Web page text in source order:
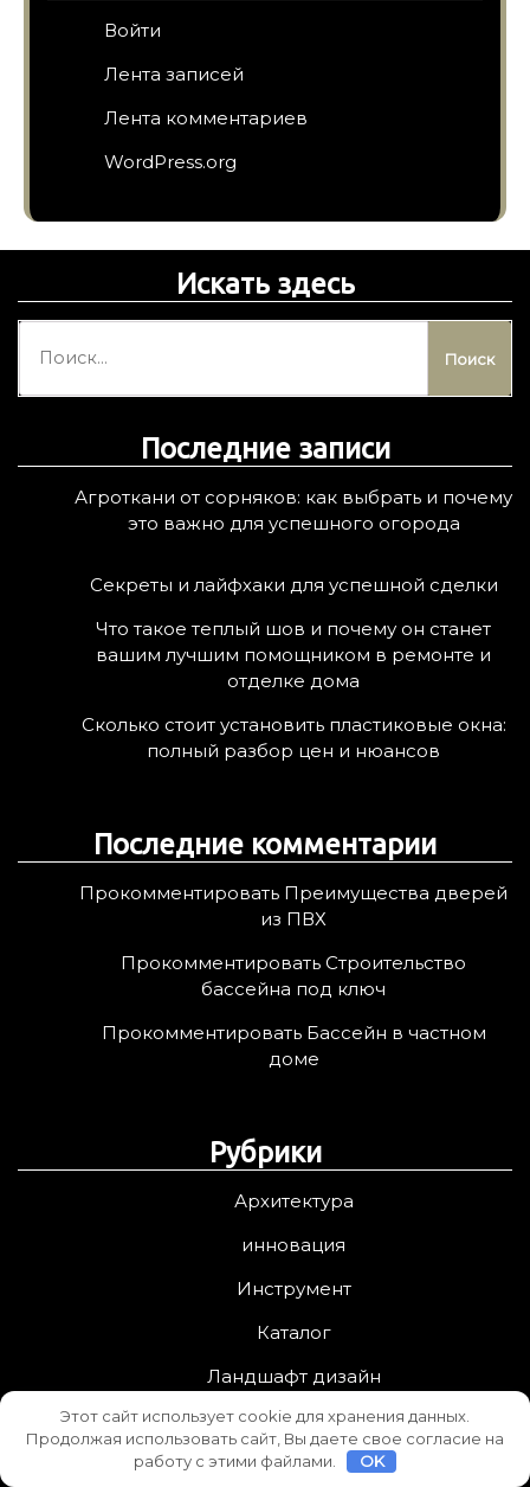
Войти
Лента записей
Лента комментариев
WordPress.org
Искать здесь
й
Последние записи
Агроткани от сорняков: как выбрать и почему
это важно для успешного огорода
Секреты и лайфхаки для успешной сделки
Что такое теплый шов и почему он станет
вашим лучшим помощником в ремонте и
отделке дома
Сколько стоит установить пластиковые окна:
полный разбор цен и нюансов
Последние комментарии
Прокомментировать Преимущества дверей
из ПВХ
Прокомментировать Строительство
бассейна под ключ
Прокомментировать Бассейн в частном
доме
Рубрики
Архитектура
инновация
Инструмент
Каталог
Ландшафт дизайн
Материалы
проектирование
Этот сайт использует cookie для хранения данных.
Продолжая использовать сайт, Вы даете свое согласие на
работу с этими файлами.
OK